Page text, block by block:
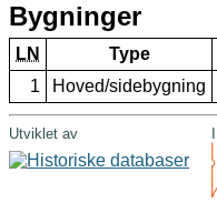
Bygninger
LN Type
1
Hoved/sidebygning
Utviklet av